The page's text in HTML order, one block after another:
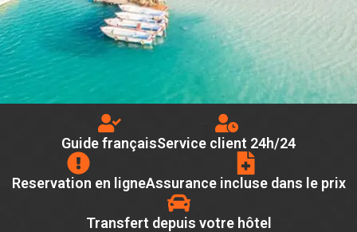
Guide françaisService client 24h/24
Reservation en ligneAssurance incluse dans le prix
Transfert depuis votre hôtel